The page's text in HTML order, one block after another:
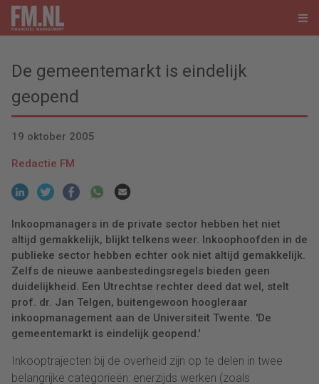
De gemeentemarkt is eindelijk
geopend
19 oktober 2005
Redactie FM
Inkoopmanagers in de private sector hebben het niet
altijd gemakkelijk, blijkt telkens weer. Inkoophoofden in de
publieke sector hebben echter ook niet altijd gemakkelijk.
Zelfs de nieuwe aanbestedingsregels bieden geen
duidelijkheid. Een Utrechtse rechter deed dat wel, stelt
prof. dr. Jan Telgen, buitengewoon hoogleraar
inkoopmanagement aan de Universiteit Twente. 'De
gemeentemarkt is eindelijk geopend.'
Inkooptrajecten bij de overheid zijn op te delen in twee
belangrijke categorieën: enerzijds werken (zoals